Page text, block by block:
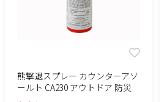
熊撃退スプレー カウンターアソ
ールト CA230 アウトドア 防災